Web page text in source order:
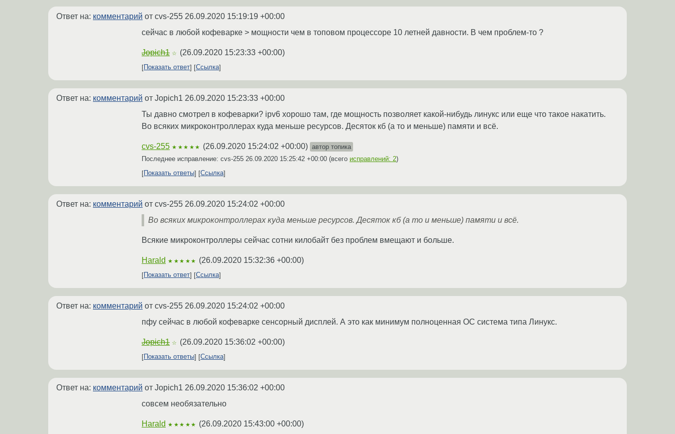
Ответ на: комментарий от cvs-255 26.09.2020 15:19:19 +00:00
сейчас в любой кофеварке > мощности чем в топовом процессоре 10 летней давности. В чем проблем-то ?
Jopich1 ☆ (26.09.2020 15:23:33 +00:00)
Показать ответ Ссылка
Ответ на: комментарий от Jopich1 26.09.2020 15:23:33 +00:00
Ты давно смотрел в кофеварки? ipv6 хорошо там, где мощность позволяет какой-нибудь линукс или еще что такое накатить.
Во всяких микроконтроллерах куда меньше ресурсов. Десяток кб (а то и меньше) памяти и всё.
cvs-255 ★★★★★ (26.09.2020 15:24:02 +00:00) автор топика
Последнее исправление: cvs-255 26.09.2020 15:25:42 +00:00 (всего исправлений: 2)
Показать ответы
Ссылка
Ответ на: комментарий от cvs-255 26.09.2020 15:24:02 +00:00
Во всяких микроконтроллерах куда меньше ресурсов. Десяток кб (а то и меньше) памяти и всё.
Всякие микроконтроллеры сейчас сотни килобайт без проблем вмещают и больше.
Harald ★★★★★ (26.09.2020 15:32:36 +00:00)
Показать ответ Ссылка
Ответ на: комментарий от cvs-255 26.09.2020 15:24:02 +00:00
пфу сейчас в любой кофеварке сенсорный дисплей. А это как минимум полноценная ОС система типа Линукс.
Jopich1 ☆ (26.09.2020 15:36:02 +00:00)
Показать ответы Ссылка
Ответ на: комментарий от Jopich1 26.09.2020 15:36:02 +00:00
совсем необязательно
Harald ★★★★★ (26.09.2020 15:43:00 +00:00)